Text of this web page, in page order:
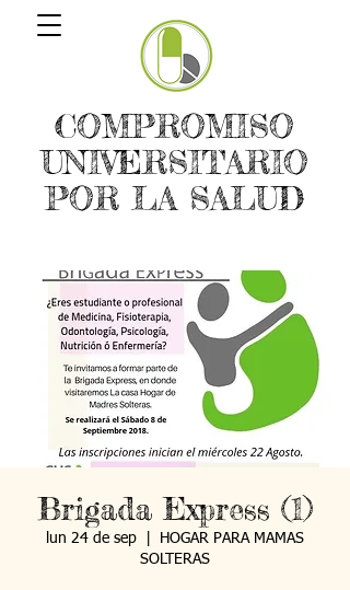
COMPROMISO
UNIVERSITARIO
POR LA SALUD
Brigada Express (1)
lun 24 de sep
HOGAR PARA MAMAS
SOLTERAS